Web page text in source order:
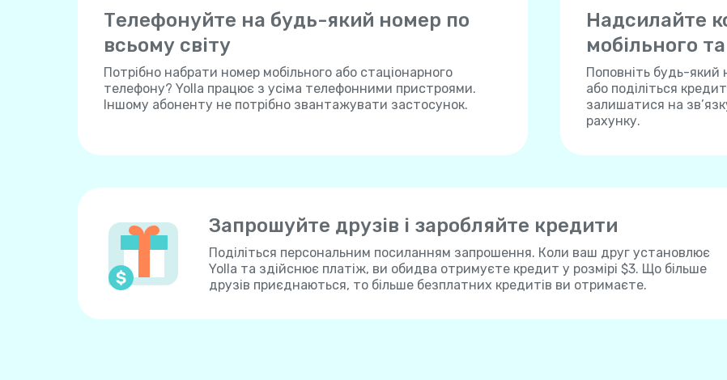
Телефонуйте на будь-який номер по
всьому світу
Потрібно набрати номер мобільного або стаціонарного
телефону? Yolla працює з усіма телефонними пристроями.
Іншому абоненту не потрібно звантажувати застосунок.
Надсилайте
мобільного
Поповніть будь-який
або поділіться
залишатися на
рахунку.
Запрошуйте друзів і заробляйте кредити
Поділіться персональним посиланням запрошення. Коли ваш друг установлює
Yolla та здійснює платіж, ви обидва отримуєте кредит у розмірі $3. Що більше
друзів приєднаються, то більше безплатних кредитів ви отримаєте.